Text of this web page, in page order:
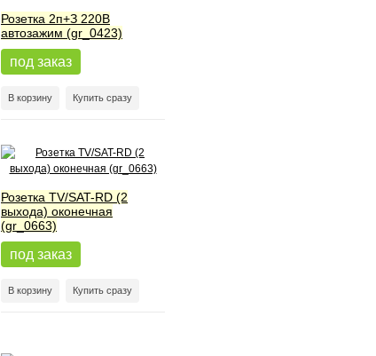
Розетка 2п+З 220В
автозажим (gr_0423)
под заказ
В корзину Купить сразу
Розетка TV/SAT-RD (2
выхода) оконечная
(gr_0663)
под заказ
В корзину Купить сразу